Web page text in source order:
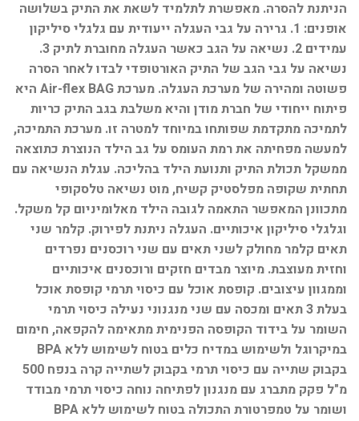
הניתנת להסרה. מאפשרת לתלמיד לשאת את התיק בשלושה
אופנים: 1. גרירה על גבי העגלה ייעודית עם גלגלי סיליקון
עמידים 2. נשיאה על הגב כאשר העגלה מחוברת לתיק 3.
נשיאה על גבי הגב של התיק האורטופדי לבדו לאחר הסרה
פשוטה ומהירה של מערכת העגלה. מערכת Air-flex BAG היא
פיתוח ייחודי של חברת מודן והיא משלבת בגב התיק כריות
לתמיכה מתקדמת שפותחו במיוחד למטרה זו. מערכת התמיכה,
למעשה מפחיתה את רמת העומס על גב הילד הנוצרת כתוצאה
ממשקל תכולת התיק ותנועת הילד בהליכה. עגלת הנשיאה עם
תחתית שקופה מפלסטיק קשיח, מוט נשיאה טלסקופי
מתכוונן המאפשר התאמה לגובה הילד מאלומיניום קל משקל.
וגלגלי סיליקון איכותיים. העגלה ניתנת לפירוק. קלמר שני
תאים קלמר מחולק לשני תאים עם שני רוכסנים נפרדים
וחזית מעוצבת. מיוצר מבדים חזקים ורוכסנים איכותיים
וממגוון עיצובים. קופסת אוכל עם כיסוי תרמי קופסת אוכל
בעלת 3 תאים ומכסה עם שני מנגנוני נעילה כיסוי תרמי
השומר על בידוד הקופסה הפנימית מתאימה להקפאה, חימום
במיקרוגל ולשימוש במדיח כלים בטוח לשימוש ללא BPA
בקבוק שתייה עם כיסוי תרמי בקבוק לשתייה קרה בנפח 500
מ"ל פקק מתברג עם מנגנון לפתיחה נוחה כיסוי תרמי מבודד
ושומר על טמפרטורת התכולה בטוח לשימוש ללא BPA